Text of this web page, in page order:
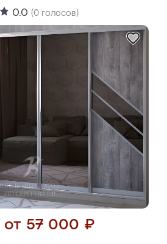
0.0 (0 голосов)
от 57 000 ₽